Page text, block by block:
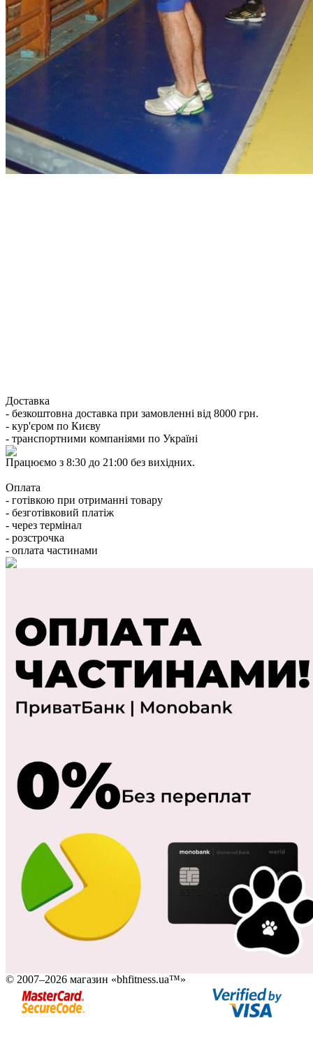
Доставка
- безкоштовна доставка при замовленні від 8000 грн.
- кур'єром по Києву
- транспортними компаніями по Україні
Працюємо з 8:30 до 21:00 без вихідних.
Оплата
- готівкою при отриманні товару
- безготівковий платіж
- через термінал
- розстрочка
- оплата частинами
© 2007–2026 магазин «bhfitness.ua™»